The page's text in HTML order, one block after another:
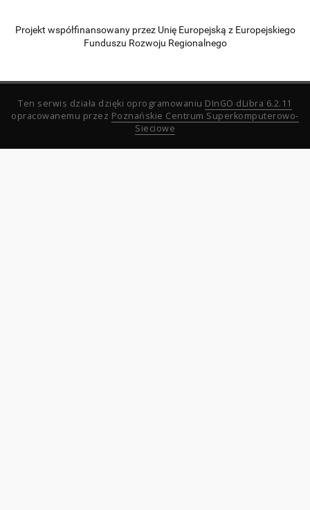
Projekt współfinansowany przez Unię Europejską z Europejskiego
Funduszu Rozwoju Regionalnego
Ten serwis działa dzięki oprogramowaniu DInGO dLibra 6.2.11
opracowanemu przez Poznańskie Centrum Superkomputerowo-
Sieciowe